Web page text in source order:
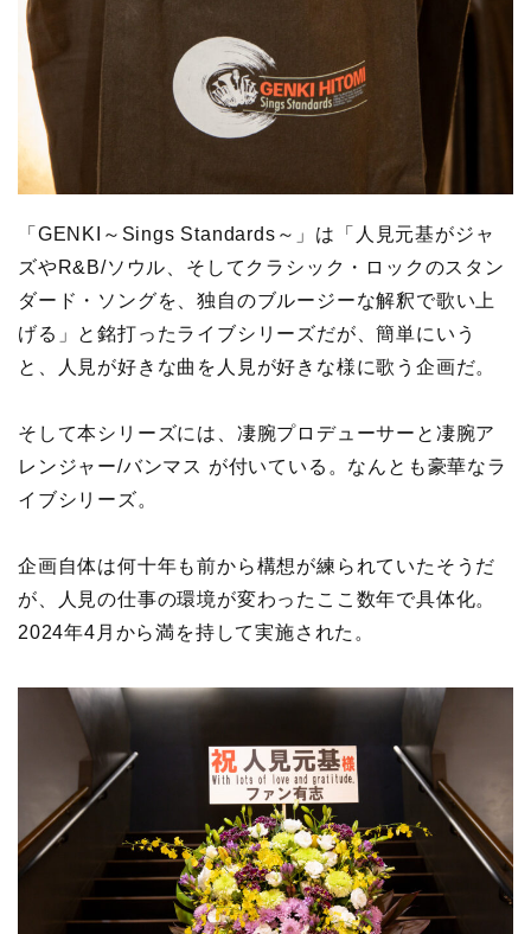
「GENKI～Sings Standards～」は「人見元基がジャ
ズやR&B/ソウル、そしてクラシック・ロックのスタン
ダード・ソングを、独自のブルージーな解釈で歌い上
げる」と銘打ったライブシリーズだが、簡単にいう
と、人見が好きな曲を人見が好きな様に歌う企画だ。
そして本シリーズには、凄腕プロデューサーと凄腕ア
レンジャー/バンマス が付いている。なんとも豪華なラ
イブシリーズ。
企画自体は何十年も前から構想が練られていたそうだ
が、人見の仕事の環境が変わったここ数年で具体化。
2024年4月から満を持して実施された。